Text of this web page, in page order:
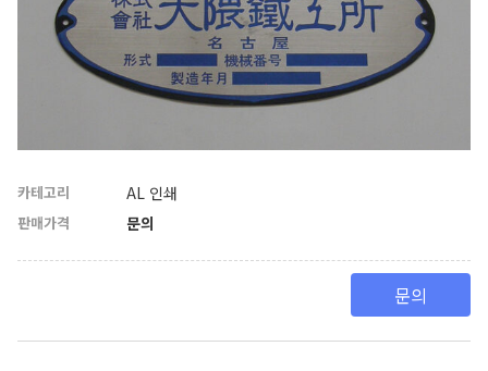
카테고리 AL 인쇄
판매가격
문의